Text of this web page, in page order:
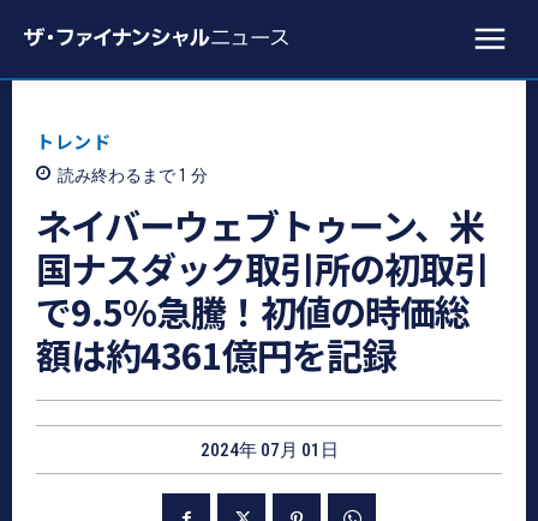
トレンド
読み終わるまで 1 分
ネイバーウェブトゥーン、米
国ナスダック取引所の初取引
で9.5%急騰！初値の時価総
額は約4361億円を記録
2024年 07月 01日